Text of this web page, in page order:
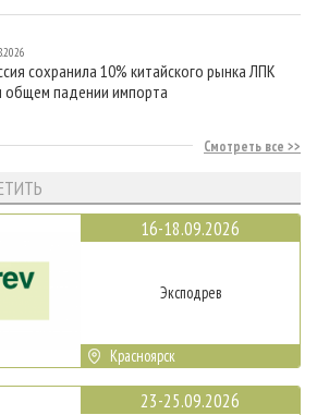
сохранила 10% китайского рынка ЛПК
общем падении импорта
Смотреть все
16-18.09.2026
Эксподрев
Красноярск
23-25.09.2026